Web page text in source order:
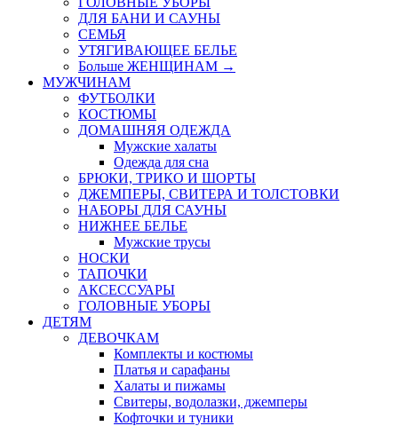
ДЛЯ БАНИ И САУНЫ
СЕМЬЯ
УТЯГИВАЮЩЕЕ БЕЛЬЕ
Больше ЖЕНЩИНАМ →
МУЖЧИНАМ
ФУТБОЛКИ
КОСТЮМЫ
ДОМАШНЯЯ ОДЕЖДА
Мужские халаты
Одежда для сна
БРЮКИ, ТРИКО И ШОРТЫ
ДЖЕМПЕРЫ, СВИТЕРА И ТОЛСТОВКИ
НАБОРЫ ДЛЯ САУНЫ
НИЖНЕЕ БЕЛЬЕ
Мужские трусы
НОСКИ
ТАПОЧКИ
АКСЕССУАРЫ
ГОЛОВНЫЕ УБОРЫ
ДЕТЯМ
ДЕВОЧКАМ
Комплекты и костюмы
Платья и сарафаны
Халаты и пижамы
Свитеры, водолазки, джемперы
Кофточки и туники